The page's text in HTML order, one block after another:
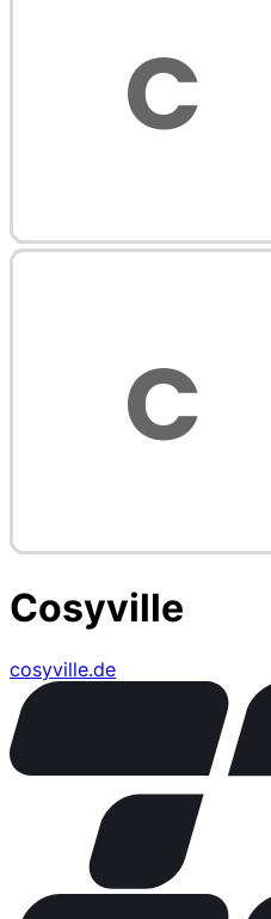
Cosyville
cosyville.de